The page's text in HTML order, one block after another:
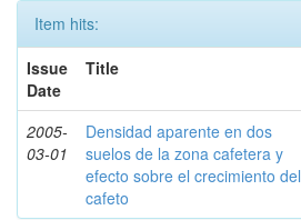
Item hits:
Issue
Date
Title
2005-
03-01
Densidad aparente en dos
suelos de la zona cafetera y
efecto sobre el crecimiento del
cafeto